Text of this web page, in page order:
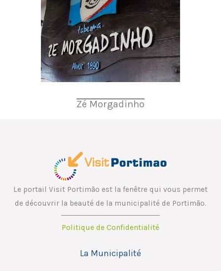
Zé Morgadinho
Le portail Visit Portimão est la fenêtre qui vous permet
de découvrir la beauté de la municipalité de Portimão.
Politique de Confidentialité
La Municipalité